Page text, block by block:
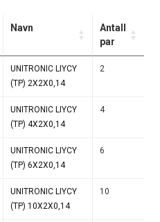
Navn
Antall
par
UNITRONIC LIYCY
(TP) 2X2X0,14
2
UNITRONIC LIYCY
(TP) 4X2X0,14
4
UNITRONIC LIYCY
(TP) 6X2X0,14
6
UNITRONIC LIYCY
(TP) 10X2X0,14
10